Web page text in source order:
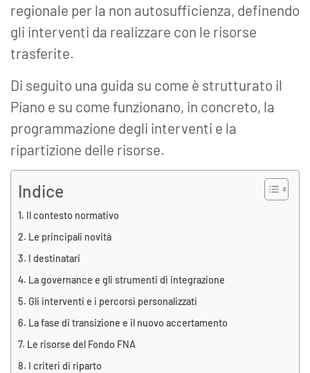
regionale per la non autosufficienza, definendo
gli interventi da realizzare con le risorse
trasferite.
Di seguito una guida su come è strutturato il
Piano e su come funzionano, in concreto, la
programmazione degli interventi e la
ripartizione delle risorse.
Indice
Il contesto normativo
Le principali novità
I destinatari
La governance e gli strumenti di integrazione
Gli interventi e i percorsi personalizzati
La fase di transizione e il nuovo accertamento
Le risorse del Fondo FNA
I criteri di riparto